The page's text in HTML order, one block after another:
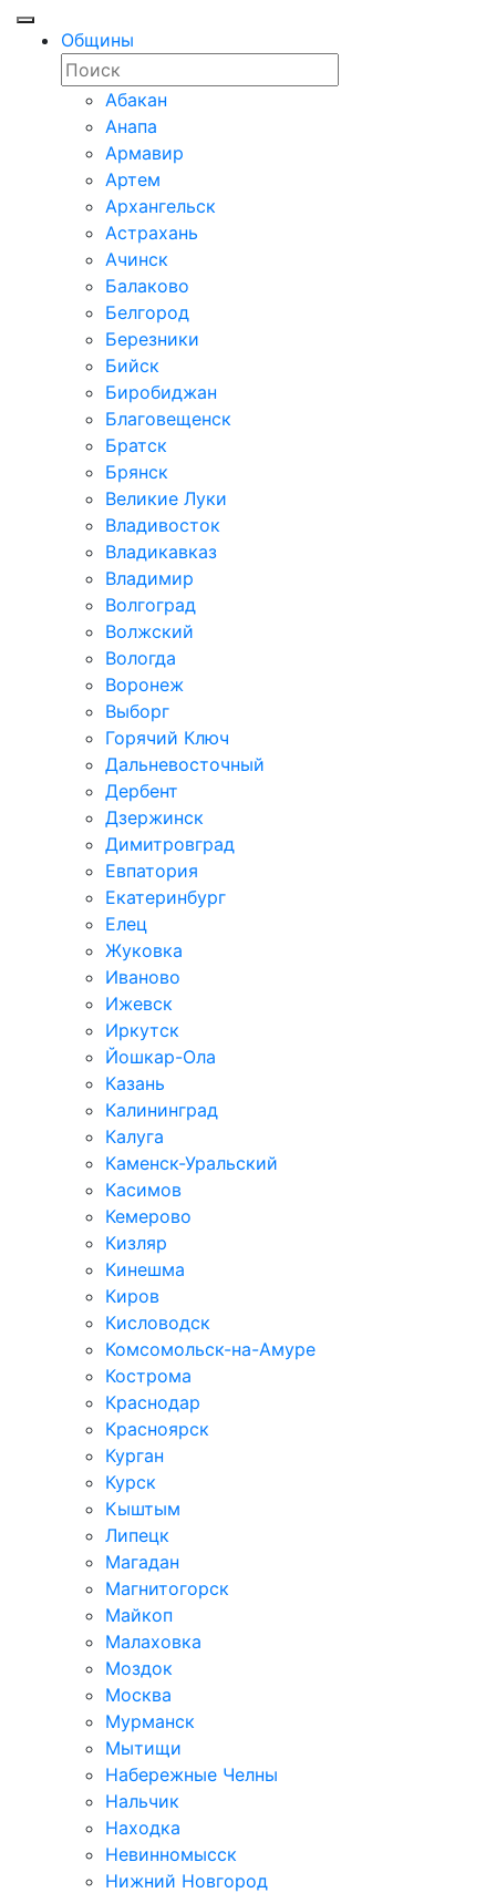
Общины
Абакан
Анапа
Армавир
Артем
Архангельск
Астрахань
Ачинск
Балаково
Белгород
Березники
Бийск
Биробиджан
Благовещенск
Братск
Брянск
Великие Луки
Владивосток
Владикавказ
Владимир
Волгоград
Волжский
Вологда
Воронеж
Выборг
Горячий Ключ
Дальневосточный
Дербент
Дзержинск
Димитровград
Евпатория
Екатеринбург
Елец
Жуковка
Иваново
Ижевск
Иркутск
Йошкар-Ола
Казань
Калининград
Калуга
Каменск-Уральский
Касимов
Кемерово
Кизляр
Кинешма
Киров
Кисловодск
Комсомольск-на-Амуре
Кострома
Краснодар
Красноярск
Курган
Курск
Кыштым
Липецк
Магадан
Магнитогорск
Майкоп
Малаховка
Моздок
Москва
Мурманск
Мытищи
Набережные Челны
Нальчик
Находка
Невинномысск
Нижний Новгород